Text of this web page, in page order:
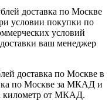
доставка по Москве
условии покупки по
условий
ваш менеджер
доставка по Москве в
по Москве за МКАД и
километр от МКАД.